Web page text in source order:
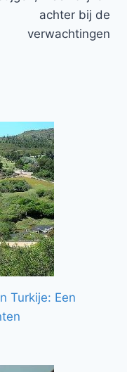
achter bij de
verwachtingen
Turkije: Een